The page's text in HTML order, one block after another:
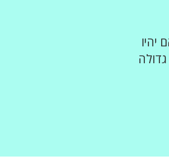
יהיו